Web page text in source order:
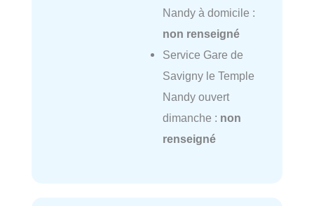
Nandy à domicile :
non renseigné
Service Gare de
Savigny le Temple
Nandy ouvert
dimanche : non
renseigné